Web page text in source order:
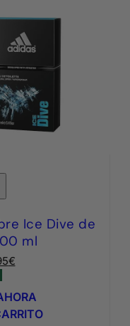
Ice Dive de
ml
€El
actual
es: